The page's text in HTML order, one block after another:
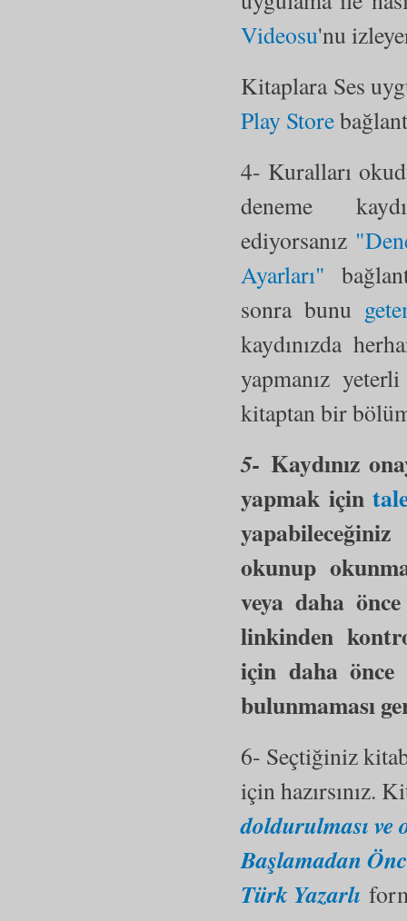
Videosu'nu
Kitaplara Ses
Play Store
4- Kuralları
deneme
ediyorsanız
Ayarları"
sonra bunu
kaydınızda
yapmanız
kitaptan bir
5- Kaydınız
yapmak için
okunup
veya daha
linkinden
için daha önce
bulunmaması
6- Seçtiğiniz
için hazırsınız.
doldurulması ve
Başlamadan
Türk Yazarlı